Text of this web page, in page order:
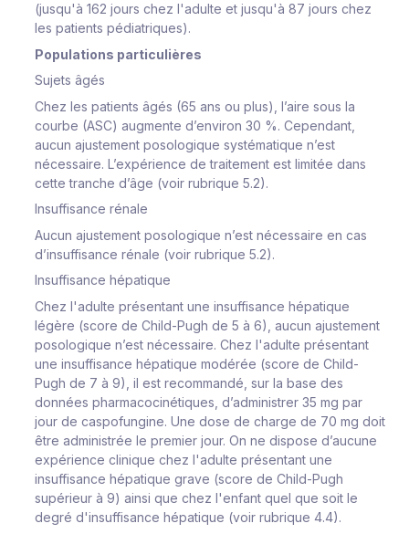
(jusqu'à 162 jours chez l'adulte et jusqu'à 87 jours chez
les patients pédiatriques).
Populations particulières
Sujets âgés
Chez les patients âgés (65 ans ou plus), l’aire sous la
courbe (ASC) augmente d’environ 30 %. Cependant,
aucun ajustement posologique systématique n’est
nécessaire. L’expérience de traitement est limitée dans
cette tranche d’âge (voir rubrique 5.2).
Insuffisance rénale
Aucun ajustement posologique n’est nécessaire en cas
d’insuffisance rénale (voir rubrique 5.2).
Insuffisance hépatique
Chez l'adulte présentant une insuffisance hépatique
légère (score de Child-Pugh de 5 à 6), aucun ajustement
posologique n’est nécessaire. Chez l'adulte présentant
une insuffisance hépatique modérée (score de Child-
Pugh de 7 à 9), il est recommandé, sur la base des
données pharmacocinétiques, d’administrer 35 mg par
jour de caspofungine. Une dose de charge de 70 mg doit
être administrée le premier jour. On ne dispose d’aucune
expérience clinique chez l'adulte présentant une
insuffisance hépatique grave (score de Child-Pugh
supérieur à 9) ainsi que chez l'enfant quel que soit le
degré d'insuffisance hépatique (voir rubrique 4.4).